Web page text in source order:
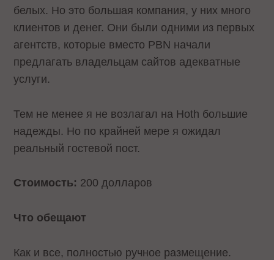
белых. Но это большая компания, у них много
клиентов и денег. Они были одними из первых
агентств, которые вместо PBN начали
предлагать владельцам сайтов адекватные
услуги.
Тем не менее я не возлагал на Hoth большие
надежды. Но по крайней мере я ожидал
реальный гостевой пост.
Стоимость: 200 долларов
Что обещают
Как и все, полностью ручное размещение.